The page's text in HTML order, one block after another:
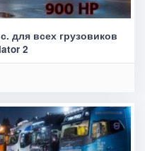
для всех грузовиков
2